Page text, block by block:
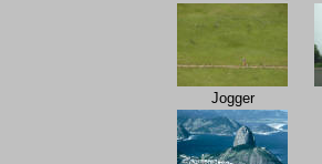
Jogger